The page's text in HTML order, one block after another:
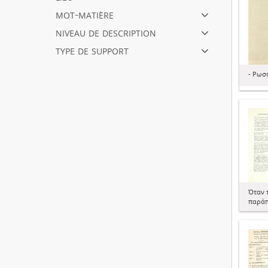
mot-matière
niveau de description
type de support
-
Όταν